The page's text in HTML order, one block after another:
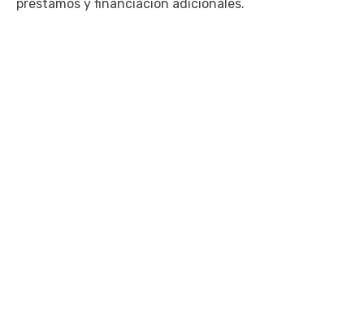
préstamos y financiación adicionales.